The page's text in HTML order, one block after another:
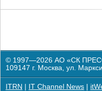
© 1997—2026 АО «СК
109147 г. Москва, ул.
ITRN IT Channel News